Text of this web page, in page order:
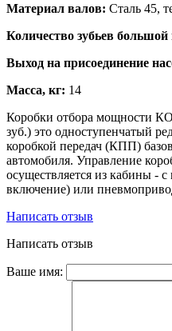
Материал валов: Сталь 45,
Количество зубьев
Выход на присоединение
Масса, кг: 14
Коробки отбора мощности
зуб.) это одноступенчатый
коробкой передач (КПП)
автомобиля. Управление
осуществляется из кабины -
включение) или
Написать отзыв
Написать отзыв
Ваше имя: